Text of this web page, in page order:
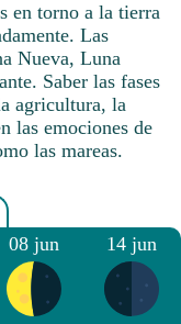
en torno a la tierra
Las
Nueva, Luna
Saber las fases
agricultura, la
las emociones de
las mareas.
08 jun 14 jun